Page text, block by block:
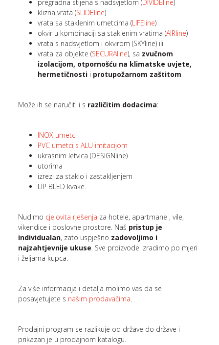
pregradna stijena s nadsvjetlom (DIVIDEline)
klizna vrata (SLIDEline)
vrata sa staklenim umetcima (LIFEline)
okvir u kombinaciji sa staklenim vratima (AIRline)
vrata s nadsvjetlom i okvirom (SKYline) ili
vrata za objekte (SECURAline), sa zvučnom
izolacijom, otpornošću na klimatske uvjete,
hermetičnosti i protupožarnom zaštitom
Može ih se naručiti i s različitim dodacima:
INOX umetci
PVC umetci s ALU imitacijom
ukrasnim letvica (DESIGNline)
utorima
izrezi za staklo i zastakljenjem
LIP BLED kvake.
Nudimo cjelovita rješenja za hotele, apartmane , vile,
vikendice i poslovne prostore. Naš pristup je
individualan, zato uspješno zadovoljimo i
najzahtjevnije ukuse. Sve proizvode izradimo po mjeri
i željama kupca.
Za više informacija i detalja molimo vas da se
posavjetujete s našim prodavačima.
Prodajni program se razlikuje od države do države i
prikazan je u prodajnom katalogu.